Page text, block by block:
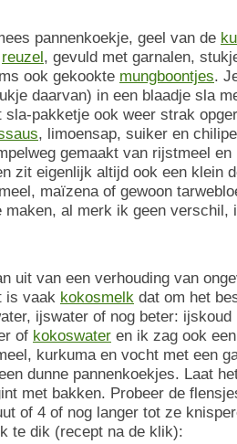
pannenkoekje, geel van de
reuzel, gevuld met garnalen,
ook gekookte mungboontjes.
daarvan) in een blaadje sla
sla-pakketje ook weer strak
, limoensap, suiker en
gemaakt van rijstmeel
zit eigenlijk altijd ook een klein
maïzena of gewoon
maken, al merk ik geen verschil,
uit van een verhouding van
is vaak kokosmelk dat om het
ijswater of nog beter:
of kokoswater en ik zag ook
kurkuma en vocht met een
dunne pannenkoekjes. Laat
met bakken. Probeer de
of 4 of nog langer tot ze
te dik (recept na de klik):